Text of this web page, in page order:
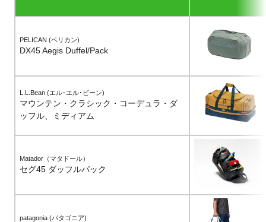
PELICAN (ペリカン)
DX45 Aegis Duffel/Pack
L.L.Bean (エル･エル･ビーン)
マウンテン・クラシック・コーデュラ・ダ
ッフル、ミディアム
Matador（マタドール）
セグ45 ダッフルパック
patagonia (パタゴニア)